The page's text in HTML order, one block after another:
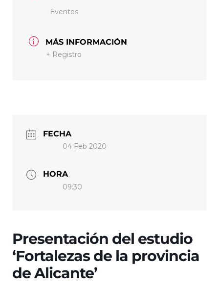
Eventos
MÁS INFORMACIÓN
+ Registro
FECHA
04 Feb 2020
HORA
09:30
Presentación del estudio
‘Fortalezas de la provincia
de Alicante’